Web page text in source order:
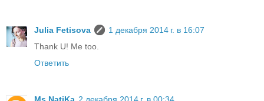
Julia Fetisova
1 декабря 2014 г. в 16:07
Thank U! Me too.
Ответить